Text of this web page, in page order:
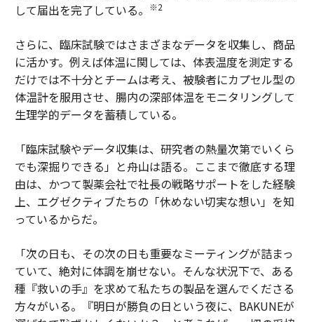
して届出を完了している。
※2
さらに、臨床試験ではさまざまなデータを収集し、商品
に活かす。例えば体温に関しては、体表温度を測定する
だけでは不十分とチームは考え、被験者にカプセル型の
体温計を服用させ、腸内の深部体温をモニタリングして
生理学的データを蓄積している。
「臨床試験やデータ収集は、研究者の熱量次第でいくら
でも深掘りできる」と舟山は語る。ここまで徹底する理
由は、かつて製薬会社で社長の戦略サポートをした経験
上、エグゼクティブたちの「休めない切実な想い」を知
っているからだ。
「次の日も、その次の日も重要なミーティングが詰まっ
ていて、絶対に体調を崩せない。そんな状況下で、ある
種『救いの手』を求めて私たちの製品を選んでくださる
方々がいる。『明日が勝負の日という夜に、BAKUNEが